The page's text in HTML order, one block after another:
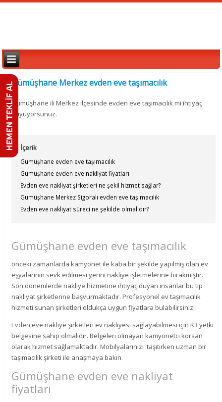
Gümüşhane Merkez evden eve taşımacılık
Gümüşhane ili Merkez ilçesinde evden eve taşımacılık mi ihtiyaç
duyuyorsunuz.
İçerik
Gümüşhane evden eve taşımacılık
Gümüşhane evden eve nakliyat fiyatları
Evden eve nakliyat şirketleri ne şekil hizmet sağlar?
Gümüşhane Merkez Sigoralı evden eve taşımacılık
Evden eve nakliyat süreci ne şekilde olmalıdır?
Gümüşhane evden eve taşımacılık
önceki zamanlarda kamyonet ile kaba bir şekilde yapılmış olan ev
eşyalarının sevk edilmesi yerini nakliye işletmelerine bırakmıştır.
Son dönemlerde nakliye hizmetine ihtiyaç duyan insanlar bu tip
nakliyat şirketlerine başvurmaktadır. Profesyonel ev taşımacılık
hizmeti sunan şirketleri oldukça uygun fiyatlara bulabilirsiniz.
Evden eve nakliye şirketleri ev nakliyesi sağlayabilmesi için K3 yetki
belgesine sahip olmalıdır. Belgeleri olmayan kamyonetci korsan
olarak hizmet sağlamaktadır. Mobilyalarınızı taşıtırken uzman bir
taşımacılık şirketi ile anaşmaya bakın.
Gümüşhane evden eve nakliyat
fiyatları